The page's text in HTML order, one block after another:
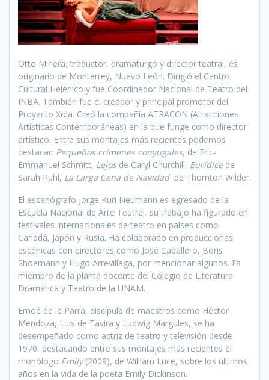
Otto Minera, traductor, dramaturgo y director teatral, es
originario de Monterrey, Nuevo León. Dirigió el Centro
Cultural Helénico y fue Coordinador Nacional de Teatro del
INBA. También fue el creador y principal promotor del
Proyecto Xola. Creó la compañía ATRACON (Atracciones
Artísticas Contemporáneas) en la que funge como director
artístico. Entre sus montajes más recientes podemos
destacar: Pequeños crímenes conyugales, de Eric-
Emmanuel Schmitt, Lejosde Caryl Churchill, Eurídicede
Sarah Ruhl, La Larga Cena de Navidad de Thornton Wilder.
El escenógrafo Jorge Kuri Neumann es egresado de la
Escuela Nacional de Arte Teatral. Su trabajo ha figurado en
festivales internacionales de teatro en países como
Canadá, Japón y Rusia. Ha colaborado en producciones
escénicas con directores como José Caballero, Boris
Shoemann y Hugo Arrevillaga, por mencionar algunos. Es
miembro de la planta docente del Colegio de Literatura
Dramática y Teatro de la UNAM.
Emoé de la Parra, discípula de maestros como Héctor
Mendoza, Luis de Tavira y Ludwig Margules, se ha
desempeñado como actriz de teatro y televisión desde
1970, destacando entre sus montajes mas recientes el
monólogo Emily(2009), de William Luce, sobre los últimos
años en la vida de la poeta Emily Dickinson.